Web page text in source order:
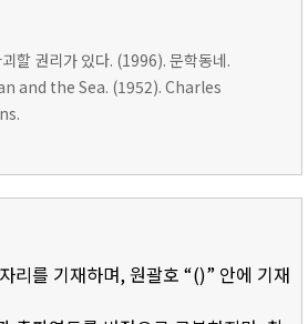
할 권리가 있다. (1996). 문학동네.
and the Sea. (1952). Charles
리를 기재하며, 원괄호 “()” 안에 기재